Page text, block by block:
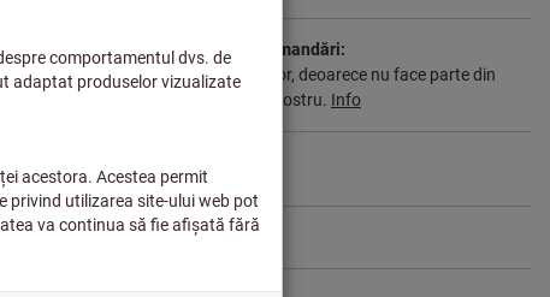
de termenul de livrare și de recomandări:
pentru dvs. direct de la producător, deoarece nu face parte din
și, prin urmare, nu este în stocul nostru. Info
Distribuiţi produsul